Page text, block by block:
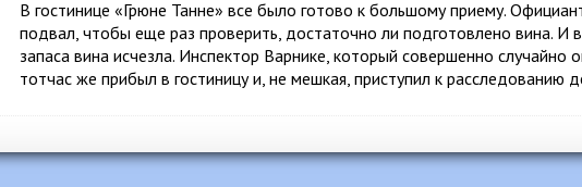
В гостинице «Грюне Танне» все было готово к большому приему.
подвал, чтобы еще раз проверить, достаточно ли подготовлено вина. И
запаса вина исчезла. Инспектор Варнике, который совершенно случайно
тотчас же прибыл в гостиницу и, не мешкая, приступил к расследованию